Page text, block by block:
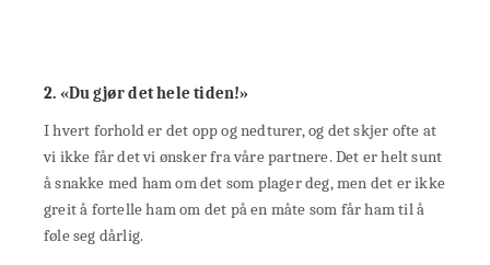
2. «Du gjør det hele tiden!»
I hvert forhold er det opp og nedturer, og det skjer ofte at
vi ikke får det vi ønsker fra våre partnere. Det er helt sunt
å snakke med ham om det som plager deg, men det er ikke
greit å fortelle ham om det på en måte som får ham til å
føle seg dårlig.